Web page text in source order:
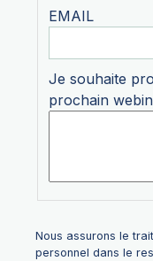
EMAIL
Je souhaite
prochain
Nous assurons le
personnel dans le